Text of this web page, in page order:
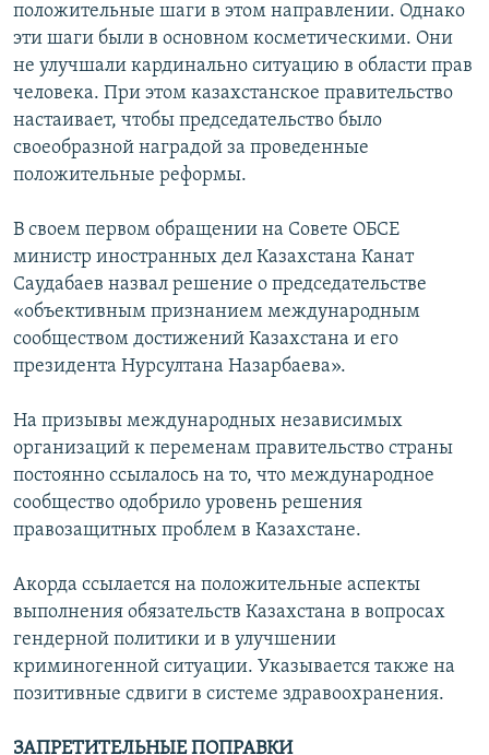
положительные шаги в этом направлении. Однако
эти шаги были в основном косметическими. Они
не улучшали кардинально ситуацию в области прав
человека. При этом казахстанское правительство
настаивает, чтобы председательство было
своеобразной наградой за проведенные
положительные реформы.
В своем первом обращении на Совете ОБСЕ
министр иностранных дел Казахстана Канат
Саудабаев назвал решение о председательстве
«объективным признанием международным
сообществом достижений Казахстана и его
президента Нурсултана Назарбаева».
На призывы международных независимых
организаций к переменам правительство страны
постоянно ссылалось на то, что международное
сообщество одобрило уровень решения
правозащитных проблем в Казахстане.
Акорда ссылается на положительные аспекты
выполнения обязательств Казахстана в вопросах
гендерной политики и в улучшении
криминогенной ситуации. Указывается также на
позитивные сдвиги в системе здравоохранения.
ЗАПРЕТИТЕЛЬНЫЕ ПОПРАВКИ